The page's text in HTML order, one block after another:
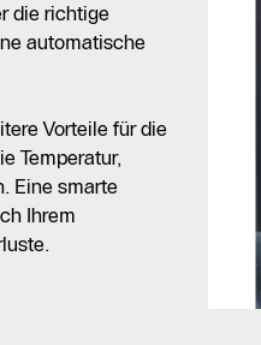
die richtige
automatische
Vorteile für die
Temperatur,
Eine smarte
Ihrem